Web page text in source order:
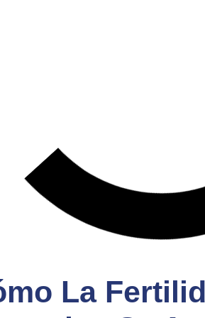
La